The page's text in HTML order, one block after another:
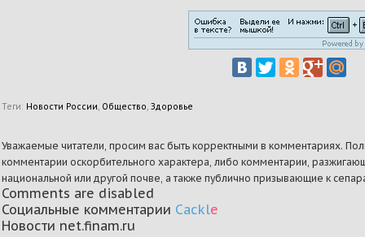
Теги: Новости России, Общество, Здоровье
Уважаемые читатели, просим вас быть корректными в комментариях.
комментарии оскорбительного характера, либо комментарии,
национальной или другой почве, а также публично призывающие к
Comments are disabled
Социальные комментарии Cackle
Новости net.finam.ru